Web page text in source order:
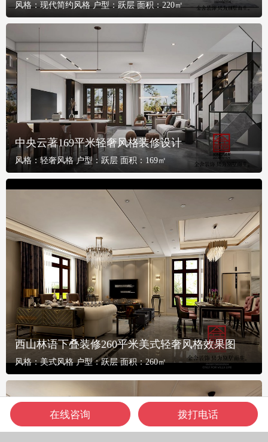
风格：现代简约风格 户型：跃层 面积：220㎡
中央云著169平米轻奢风格装修设计
风格：轻奢风格 户型：跃层 面积： 169㎡
西山林语下叠装修260平米美式轻奢风格效果图
风格：美式风格 户型：跃层 面积：260㎡
电话咨询 在线咨询
在线咨询 拨打电话